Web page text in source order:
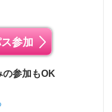
参加
の参加もOK